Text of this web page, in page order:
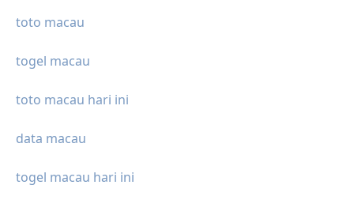
toto macau
togel macau
toto macau hari ini
data macau
togel macau hari ini